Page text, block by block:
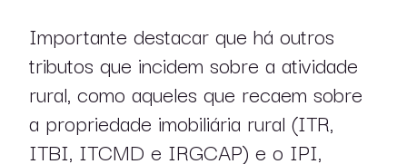
sobre nós
atuação
Importante destacar que há outros
tributos que incidem sobre a atividade
rural, como aqueles que recaem sobre
a propriedade imobiliária rural (ITR,
ITBI, ITCMD e IRGCAP) e o IPI,